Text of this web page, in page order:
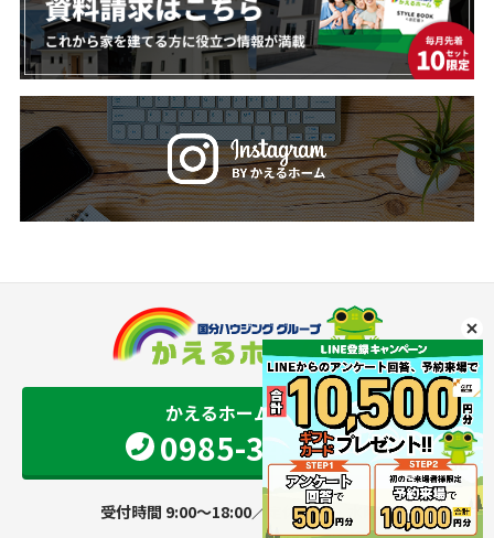
かえるホーム 宮崎店
0985-34-9501
受付時間 9:00～18:00／定休日 火・水曜日